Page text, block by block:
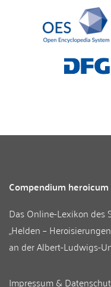
Compendium heroicum
Das Online-Lexikon des
„Helden –
an derAlbert-Ludwigs-
Impressum &